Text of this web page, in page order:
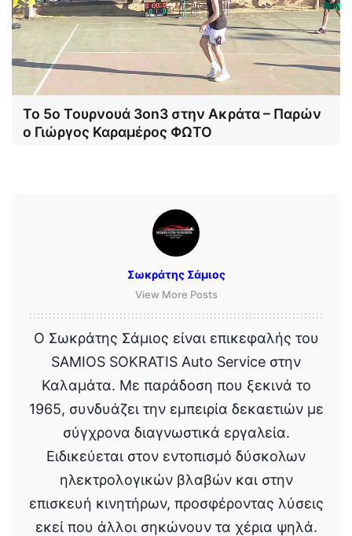
Το 5ο Τουρνουά 3on3 στην Ακράτα – Παρών
ο Γιώργος Καραμέρος ΦΩΤΟ
Σωκράτης Σάμιος
View More Posts
Ο Σωκράτης Σάμιος είναι επικεφαλής του
SAMIOS SOKRATIS Auto Service στην
Καλαμάτα. Με παράδοση που ξεκινά το
1965, συνδυάζει την εμπειρία δεκαετιών με
σύγχρονα διαγνωστικά εργαλεία.
Ειδικεύεται στον εντοπισμό δύσκολων
ηλεκτρολογικών βλαβών και στην
επισκευή κινητήρων, προσφέροντας λύσεις
εκεί που άλλοι σηκώνουν τα χέρια ψηλά.